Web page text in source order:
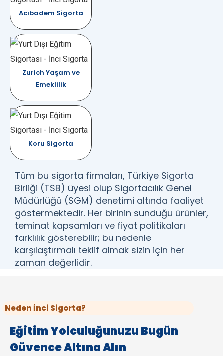
Acıbadem Sigorta
Zurich Yaşam ve
Emeklilik
Koru Sigorta
Tüm bu sigorta firmaları, Türkiye Sigorta
Birliği (TSB) üyesi olup Sigortacılık Genel
Müdürlüğü (SGM) denetimi altında faaliyet
göstermektedir. Her birinin sunduğu ürünler,
teminat kapsamları ve fiyat politikaları
farklılık gösterebilir; bu nedenle
karşılaştırmalı teklif almak sizin için her
zaman değerlidir.
Neden İnci Sigorta?
Eğitim Yolculuğunuzu Bugün
Güvence Altına Alın